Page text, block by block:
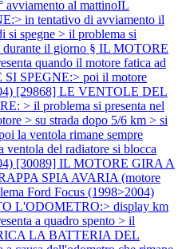
avviamento al mattinoIL
in tentativo di avviamento il
si spegne > il problema si
durante il giorno § IL MOTORE
quando il motore fatica ad
SPEGNE:> poi il motore
[29868] LE VENTOLE DEL
> il problema si presenta nel
> su strada dopo 5/6 km > si
la ventola rimane sempre
ventola del radiatore si blocca
[30089] IL MOTORE GIRA A
SPIA AVARIA (motore
Ford Focus (1998>2004)
L'ODOMETRO:> display km
a quadro spento > il
LA BATTERIA DEL